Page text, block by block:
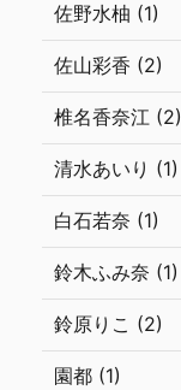
佐野水柚 (1)
佐山彩香 (2)
椎名香奈江 (2)
清水あいり (1)
白石若奈 (1)
鈴木ふみ奈 (1)
鈴原りこ (2)
園都 (1)